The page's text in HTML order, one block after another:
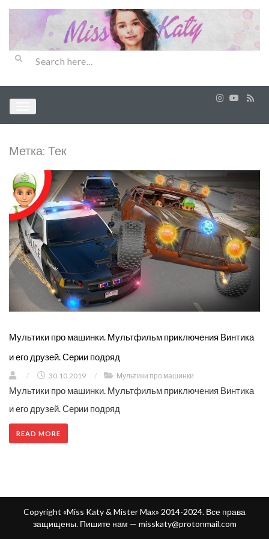
Метка: Тек
Мультики про машинки. Мультфильм приключения Винтика
и его друзей. Серии подряд
/ 30.10.2019 / Мультики про машинки
Мультики про машинки. Мультфильм приключения Винтика
и его друзей. Серии подряд
READ MORE
Copyright «Miss Katy & Mister Max» 2014-2024. Все права
защищены. Пишите нам — misskaty@protonmail.com